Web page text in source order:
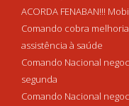
ACORDA FENABAN!!!
Comando cobra
assistência à saúde
Comando Nacional
segunda
Comando Nacional